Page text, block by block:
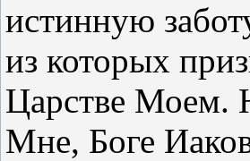
истинную
из которых
Царстве Моем.
Мне, Боге